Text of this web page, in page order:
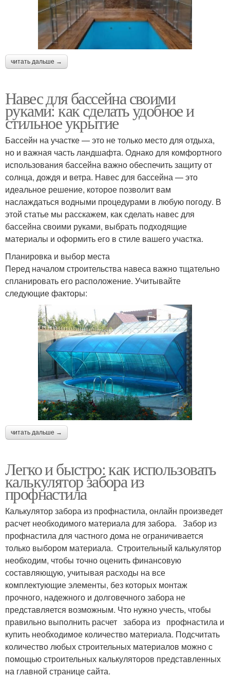
читать дальше →
Навес для бассейна своими
руками: как сделать удобное и
стильное укрытие
Бассейн на участке — это не только место для отдыха,
но и важная часть ландшафта. Однако для комфортного
использования бассейна важно обеспечить защиту от
солнца, дождя и ветра. Навес для бассейна — это
идеальное решение, которое позволит вам
наслаждаться водными процедурами в любую погоду. В
этой статье мы расскажем, как сделать навес для
бассейна своими руками, выбрать подходящие
материалы и оформить его в стиле вашего участка.
Планировка и выбор места
Перед началом строительства навеса важно тщательно
спланировать его расположение. Учитывайте
следующие факторы:
читать дальше →
Легко и быстро: как использовать
калькулятор забора из
профнастила
Калькулятор забора из профнастила, онлайн произведет
расчет необходимого материала для забора. Забор из
профнастила для частного дома не ограничивается
только выбором материала. Строительный калькулятор
необходим, чтобы точно оценить финансовую
составляющую, учитывая расходы на все
комплектующие элементы, без которых монтаж
прочного, надежного и долговечного забора не
представляется возможным. Что нужно учесть, чтобы
правильно выполнить расчет забора из профнастила и
купить необходимое количество материала. Подсчитать
количество любых строительных материалов можно с
помощью строительных калькуляторов представленных
на главной странице сайта.